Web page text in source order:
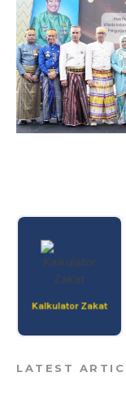
Kalkulator Zakat
LATEST